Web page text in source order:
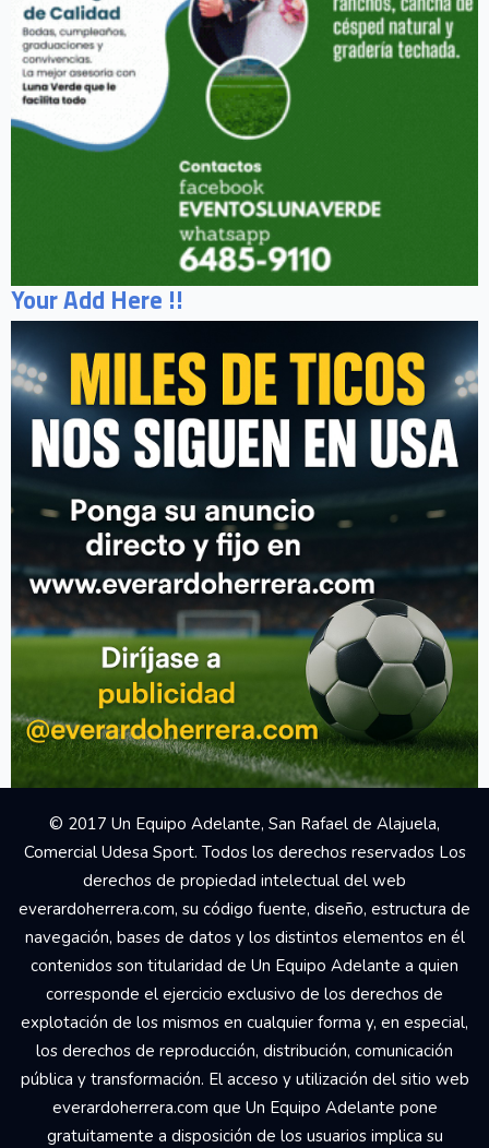
Your Add Here !!
© 2017 Un Equipo Adelante, San Rafael de Alajuela,
Comercial Udesa Sport. Todos los derechos reservados Los
derechos de propiedad intelectual del web
everardoherrera.com, su código fuente, diseño, estructura de
navegación, bases de datos y los distintos elementos en él
contenidos son titularidad de Un Equipo Adelante a quien
corresponde el ejercicio exclusivo de los derechos de
explotación de los mismos en cualquier forma y, en especial,
los derechos de reproducción, distribución, comunicación
pública y transformación. El acceso y utilización del sitio web
everardoherrera.com que Un Equipo Adelante pone
gratuitamente a disposición de los usuarios implica su